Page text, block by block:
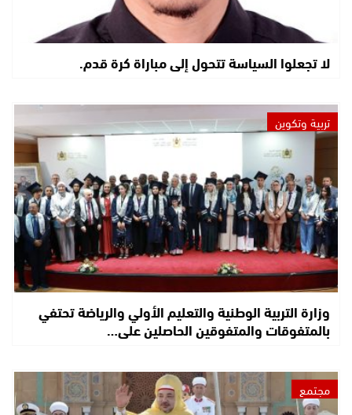
لا تجعلوا السياسة تتحول إلى مباراة كرة قدم.
تربية وتكوين
وزارة التربية الوطنية والتعليم الأولي والرياضة تحتفي
بالمتفوقات والمتفوقين الحاصلين على…
مجتمع